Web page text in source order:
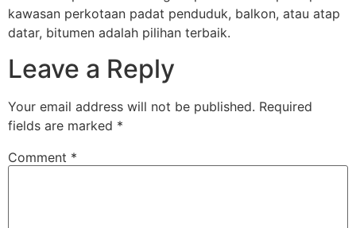
kawasan perkotaan padat penduduk, balkon, atau atap
datar, bitumen adalah pilihan terbaik.
Leave a Reply
Your email address will not be published. Required
fields are marked *
Comment *